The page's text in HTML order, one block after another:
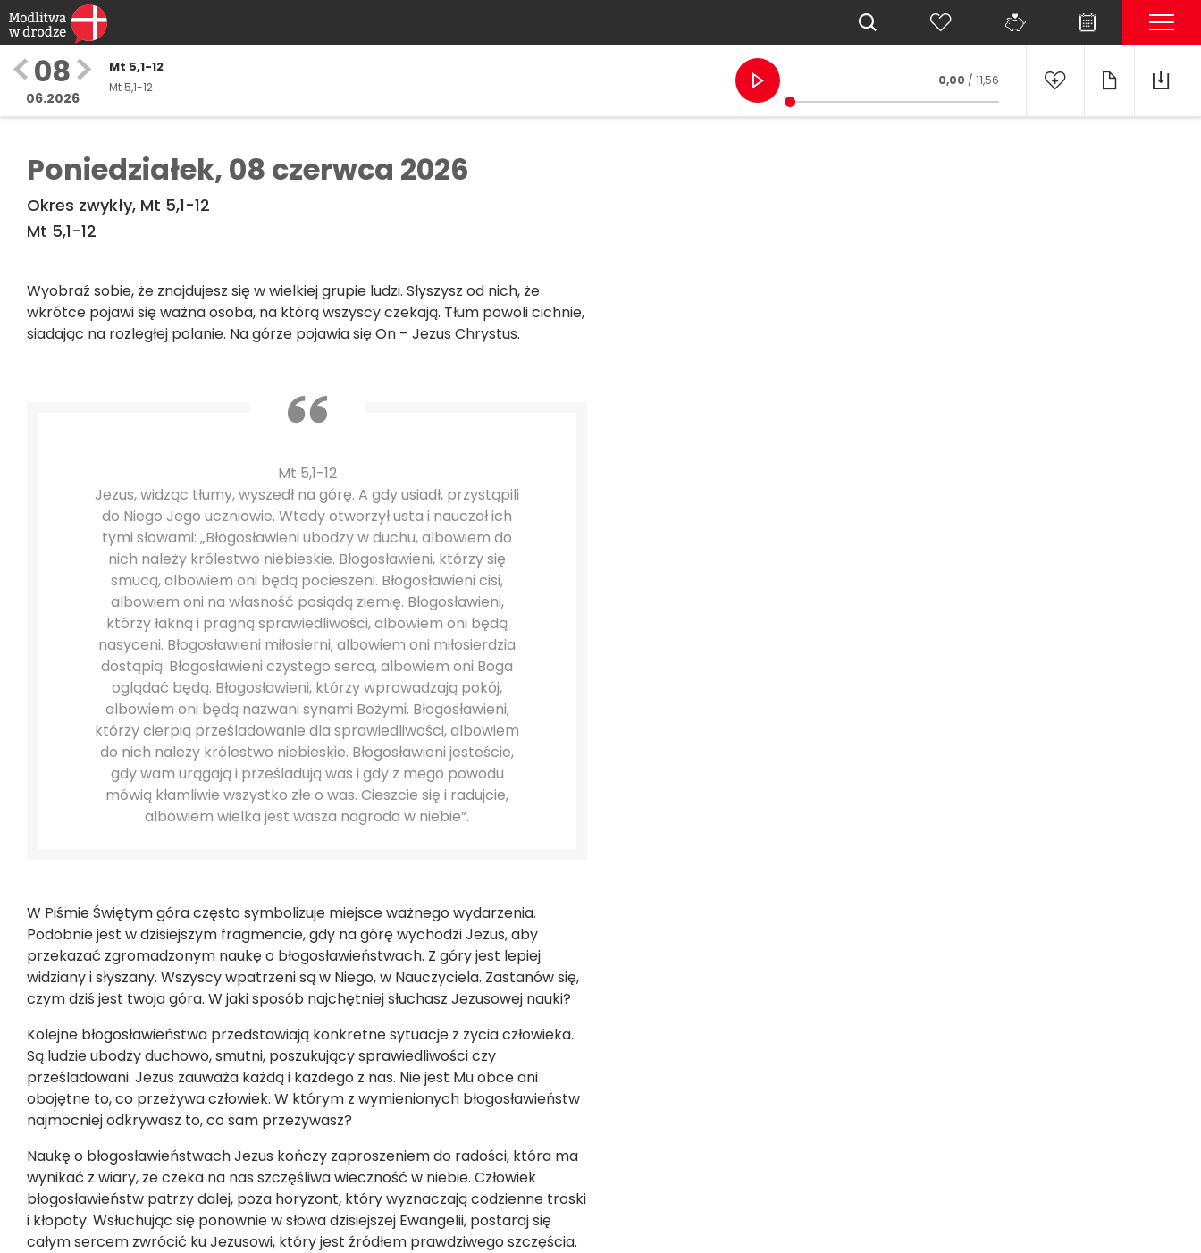
08
06.2026
Mt 5,1-12
Mt 5,1-12 0,00 / 11,56
Poniedziałek, 08 czerwca 2026
Okres zwykły, Mt 5,1-12
Mt 5,1-12
Wyobraź sobie, że znajdujesz się w wielkiej grupie ludzi. Słyszysz od nich, że
wkrótce pojawi się ważna osoba, na którą wszyscy czekają. Tłum powoli cichnie,
siadając na rozległej polanie. Na górze pojawia się On – Jezus Chrystus.
Mt 5,1-12
Jezus, widząc tłumy, wyszedł na górę. A gdy usiadł, przystąpili
do Niego Jego uczniowie. Wtedy otworzył usta i nauczał ich
tymi słowami: „Błogosławieni ubodzy w duchu, albowiem do
nich należy królestwo niebieskie. Błogosławieni, którzy się
smucą, albowiem oni będą pocieszeni. Błogosławieni cisi,
albowiem oni na własność posiądą ziemię. Błogosławieni,
którzy łakną i pragną sprawiedliwości, albowiem oni będą
nasyceni. Błogosławieni miłosierni, albowiem oni miłosierdzia
dostąpią. Błogosławieni czystego serca, albowiem oni Boga
oglądać będą. Błogosławieni, którzy wprowadzają pokój,
albowiem oni będą nazwani synami Bożymi. Błogosławieni,
którzy cierpią prześladowanie dla sprawiedliwości, albowiem
do nich należy królestwo niebieskie. Błogosławieni jesteście,
gdy wam urągają i prześladują was i gdy z mego powodu
mówią kłamliwie wszystko złe o was. Cieszcie się i radujcie,
albowiem wielka jest wasza nagroda w niebie”.
W Piśmie Świętym góra często symbolizuje miejsce ważnego wydarzenia.
Podobnie jest w dzisiejszym fragmencie, gdy na górę wychodzi Jezus, aby
przekazać zgromadzonym naukę o błogosławieństwach. Z góry jest lepiej
widziany i słyszany. Wszyscy wpatrzeni są w Niego, w Nauczyciela. Zastanów się,
czym dziś jest twoja góra. W jaki sposób najchętniej słuchasz Jezusowej nauki?
Kolejne błogosławieństwa przedstawiają konkretne sytuacje z życia człowieka.
Są ludzie ubodzy duchowo, smutni, poszukujący sprawiedliwości czy
prześladowani. Jezus zauważa każdą i każdego z nas. Nie jest Mu obce ani
obojętne to, co przeżywa człowiek. W którym z wymienionych błogosławieństw
najmocniej odkrywasz to, co sam przeżywasz?
Naukę o błogosławieństwach Jezus kończy zaproszeniem do radości, która ma
wynikać z wiary, że czeka na nas szczęśliwa wieczność w niebie. Człowiek
błogosławieństw patrzy dalej, poza horyzont, który wyznaczają codzienne troski
i kłopoty. Wsłuchując się ponownie w słowa dzisiejszej Ewangelii, postaraj się
całym sercem zwrócić ku Jezusowi, który jest źródłem prawdziwego szczęścia.